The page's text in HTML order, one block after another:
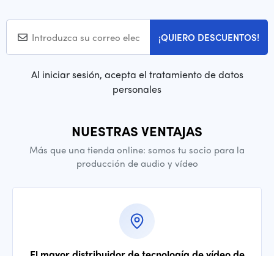
¡QUIERO DESCUENTOS!
Al iniciar sesión, acepta el tratamiento de datos
personales
NUESTRAS VENTAJAS
Más que una tienda online: somos tu socio para la
producción de audio y vídeo